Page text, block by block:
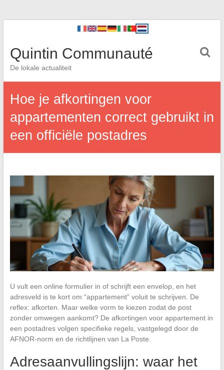
Quintin Communauté
De lokale actualiteit
Hoe je afkortingen voor
appartementen correct gebruikt in
een officiële postadres
U vult een online formulier in of schrijft een envelop, en het
adresveld is te kort om “appartement” voluit te schrijven. De
reflex: afkorten. Maar welke vorm te kiezen zodat de post
zonder omwegen aankomt? De afkortingen voor appartement in
een postadres volgen specifieke regels, vastgelegd door de
AFNOR-norm en de richtlijnen van La Poste.
Adresaanvullingslijn: waar het